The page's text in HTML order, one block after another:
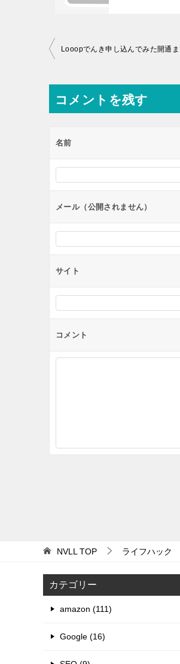
投
ナ
ビ
ー
ョ
ン
Looopでんき申し込んでみた開通
コメントを残す
名前
メール（公開されません）
サイト
コメント
NVLLTOP ライフハック
カテゴリー
amazon (111)
Google (16)